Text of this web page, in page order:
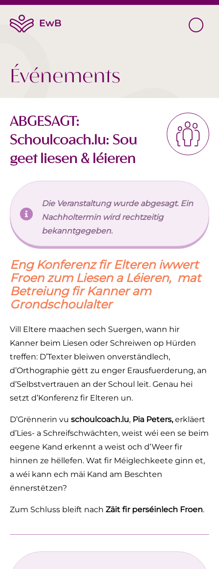
Événements
ABGESAGT:
Schoulcoach.lu: Sou
geet liesen & léieren
Die Veranstaltung wurde abgesagt. Ein
Nachholtermin wird rechtzeitig
bekanntgegeben.
Eng Konferenz fir Elteren iwwert
Froen zum Liesen a Léieren, mat
Betreiung fir Kanner am
Grondschoulalter
Vill Eltere maachen sech Suergen, wann hir
Kanner beim Liesen oder Schreiwen op Hürden
treffen: D’Texter bleiwen onverständlech,
d’Orthographie gëtt zu enger Erausfuerderung, an
d’Selbstvertrauen an der Schoul leit. Genau hei
setzt d’Konferenz fir Elteren un.
D’Grënnerin vu schoulcoach.lu, Pia Peters,erkläert
d’Lies- a Schreifschwächten, weist wéi een se beim
eegene Kand erkennt a weist och d’Weer fir
hinnen ze hëllefen. Wat fir Méiglechkeete ginn et,
a wéi kann ech mäi Kand am Beschten
ënnerstëtzen?
Zum Schluss bleift nach Zäit fir perséinlech Froen.